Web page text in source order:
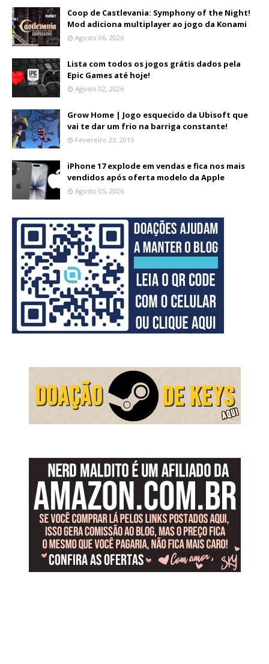
Coop de Castlevania: Symphony of the Night!
Mod adiciona multiplayer ao jogo da Konami
Agosto 06, 2026
Lista com todos os jogos grátis dados pela
Epic Games até hoje!
Agosto 02, 2026
Grow Home | Jogo esquecido da Ubisoft que
vai te dar um frio na barriga constante!
Fevereiro 23, 2015
iPhone 17 explode em vendas e fica nos mais
vendidos após oferta modelo da Apple
Agosto 05, 2026